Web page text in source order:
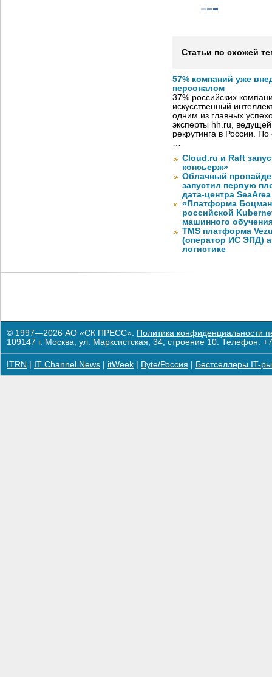
Статьи по схожей
57% компаний уже
персоналом
37% российских
искусственный
одним из главных
эксперты hh.ru,
рекрутинга в России.
…
Cloud.ru и Raft
консьерж»
Облачный
запустил первую
дата-центра
«Платформа
российской
машинного
TMS платформа
(оператор ИС ЭПД)
логистике
© 1997—2026 АО «СК ПРЕСС». Политика конфиденциальности
109147 г. Москва, ул. Марксистская, 34, строение 10. Телефон:
ITRN IT Channel News itWeek Byte/Россия Бестселлеры IT-